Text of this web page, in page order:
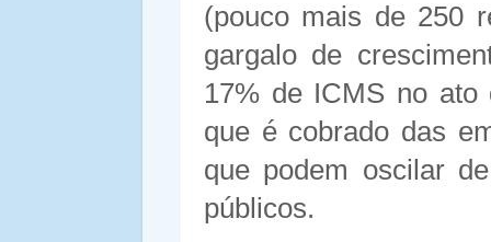
(pouco mais de 250
gargalo de
17% de ICMS no ato
que é cobrado das
que podem oscilar
públicos.